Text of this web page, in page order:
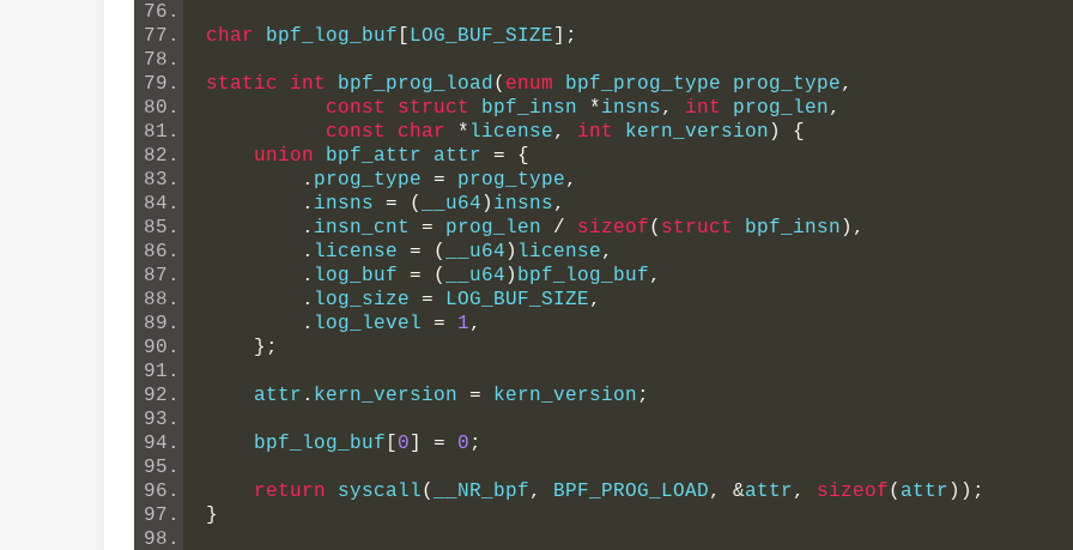
char bpf_log_buf LOG_BUF_SIZE ];
static int bpf_prog_load ( enum bpf_prog_type prog_type,
const
struct bpf_insn *insns, int prog_len,
const
char * license, int kern_version )
{
union bpf_attr attr =
{
. prog_type = prog_type,
. insns = ( __u64 ) insns,
. insn_cnt = prog_len / sizeof( struct bpf_insn ),
. license = ( __u64 ) license,
. log_buf = ( __u64 ) bpf_log_buf,
. log_size = LOG_BUF_SIZE,
. log_level = 1,
};
    attr
. kern_version = kern_version ;
    bpf_log_buf
0 = 0 ;
return syscall( __NR_bpf, BPF_PROG_LOAD, &attr, sizeof( attr ));
}